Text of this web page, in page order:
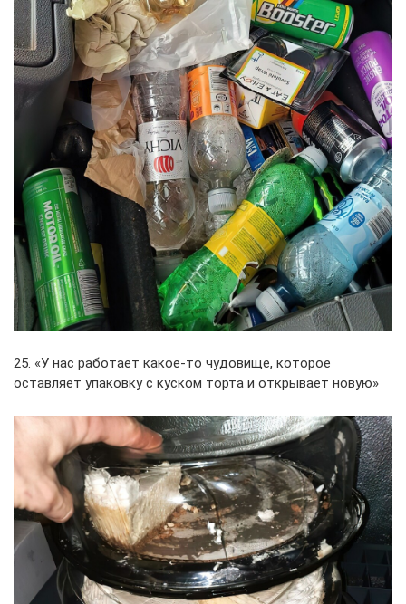
25. «У нас работает какое-то чудовище, которое
оставляет упаковку с куском торта и открывает новую»